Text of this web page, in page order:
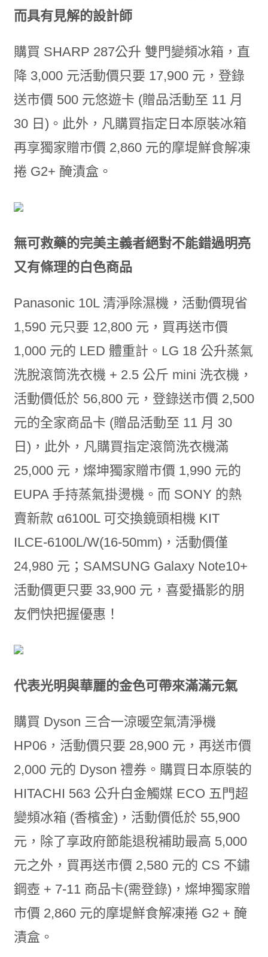
而具有見解的設計師
購買 SHARP 287公升 雙門變頻冰箱，直
降 3,000 元活動價只要 17,900 元，登錄
送市價 500 元悠遊卡 (贈品活動至 11 月
30 日)。此外，凡購買指定日本原裝冰箱
再享獨家贈市價 2,860 元的摩堤鮮食解凍
捲 G2+ 醃漬盒。
無可救藥的完美主義者絕對不能錯過明亮
又有條理的白色商品
Panasonic 10L 清淨除濕機，活動價現省
1,590 元只要 12,800 元，買再送市價
1,000 元的 LED 體重計。LG 18 公升蒸氣
洗脫滾筒洗衣機 + 2.5 公斤 mini 洗衣機，
活動價低於 56,800 元，登錄送市價 2,500
元的全家商品卡 (贈品活動至 11 月 30
日)，此外，凡購買指定滾筒洗衣機滿
25,000 元，燦坤獨家贈市價 1,990 元的
EUPA 手持蒸氣掛燙機。而 SONY 的熱
賣新款 α6100L 可交換鏡頭相機 KIT
ILCE-6100L/W(16-50mm)，活動價僅
24,980 元；SAMSUNG Galaxy Note10+
活動價更只要 33,900 元，喜愛攝影的朋
友們快把握優惠！
代表光明與華麗的金色可帶來滿滿元氣
購買 Dyson 三合一涼暖空氣清淨機
HP06，活動價只要 28,900 元，再送市價
2,000 元的 Dyson 禮券。購買日本原裝的
HITACHI 563 公升白金觸媒 ECO 五門超
變頻冰箱 (香檳金)，活動價低於 55,900
元，除了享政府節能退稅補助最高 5,000
元之外，買再送市價 2,580 元的 CS 不鏽
鋼壺 + 7-11 商品卡(需登錄)，燦坤獨家贈
市價 2,860 元的摩堤鮮食解凍捲 G2 + 醃
漬盒。